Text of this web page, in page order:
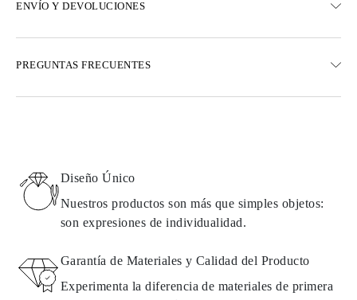
ENVÍO Y DEVOLUCIONES
Opciones de entrega exprés también están disponibles
Detalles sobre métodos de envío, costos y tiempos de entrega se
pueden encontrar en laspreguntas frecuentes sobre la entrega
Todos los productos de Omara se fabrican por encargo según los
requisitos del cliente. Los productos solo pueden devolverse si no
PREGUNTAS FRECUENTES
Diseño Único
Nuestros productos son más que simples objetos:
son expresiones de individualidad.
Garantía de Materiales y Calidad del Producto
Experimenta la diferencia de materiales de primera